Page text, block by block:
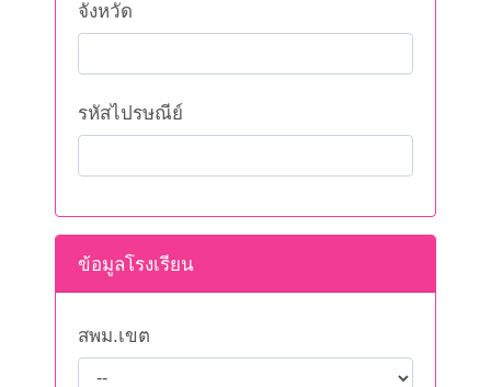
จังหวัด
รหัสไปรษณีย์
ข้อมูลโรงเรียน
สพม.เขต